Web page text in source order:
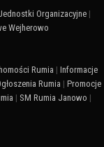
Organizacyjne |
Wejherowo
Rumia | Informacje
Rumia | Promocje
| SM Rumia Janowo |